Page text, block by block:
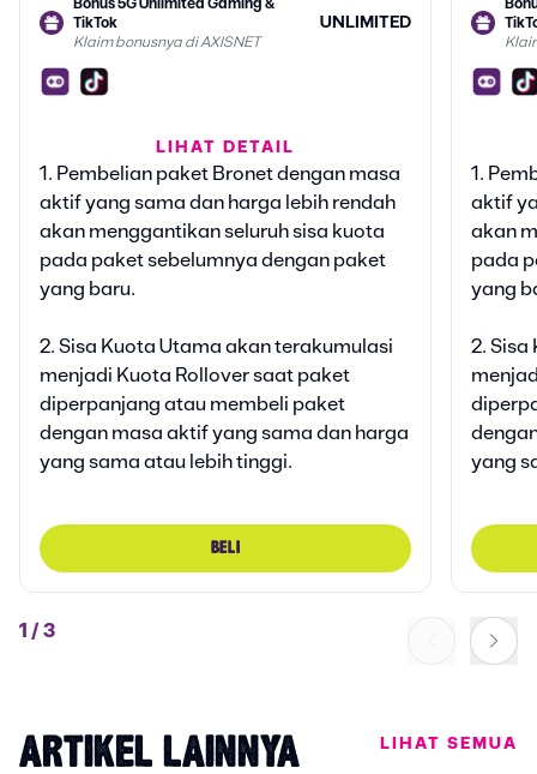
Bonus 5G Unlimited Gaming &
TikTok
Klaim bonusnya di AXISNET
UNLIMITED
Bonus Google Gemini
Klaim bonusnya di AXISNET
Bonus Vidio Platinum Lite
Klaim bonusnya di AXISNET
30 HARI
LIHAT DETAIL
1. Pembelian paket Bronet dengan masa
aktif yang sama dan harga lebih rendah
akan menggantikan seluruh sisa kuota
pada paket sebelumnya dengan paket
yang baru.
2. Sisa Kuota Utama akan terakumulasi
menjadi Kuota Rollover saat paket
diperpanjang atau membeli paket
dengan masa aktif yang sama dan harga
yang sama atau lebih tinggi.
BELI
1.
aktif
akan
pada
yang
2. Sisa
yang
1 / 3
ARTIKEL LAINNYA LIHAT SEMUA